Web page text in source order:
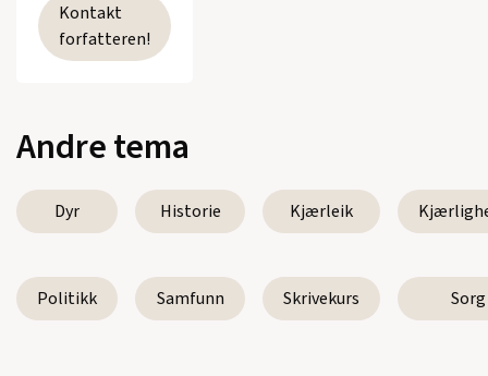
Kontakt
forfatteren!
Andre tema
Dyr Historie Kjærleik
Politikk Samfunn Skrivekurs Sorg